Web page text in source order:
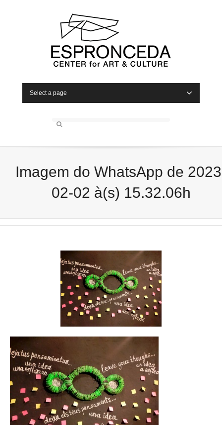
Select a page
Imagem do WhatsApp de
02-02 à(s) 15.32.06h